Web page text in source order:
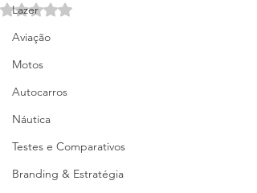
Lazer
Aviação
Motos
Autocarros
Náutica
Testes e Comparativos
Branding & Estratégia
Avaliado com NaN de 5 estrelas.